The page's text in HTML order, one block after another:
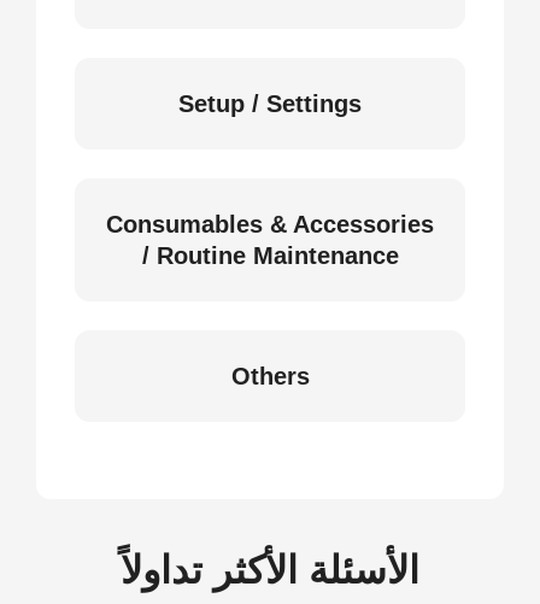
Setup / Settings
Consumables & Accessories
/ Routine Maintenance
Others
الأسئلة الأكثر تداولاً